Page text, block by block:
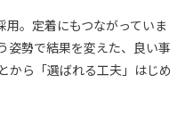
。定着にもつながっていま
姿勢で結果を変えた、良い事
から「選ばれる工夫」はじめ